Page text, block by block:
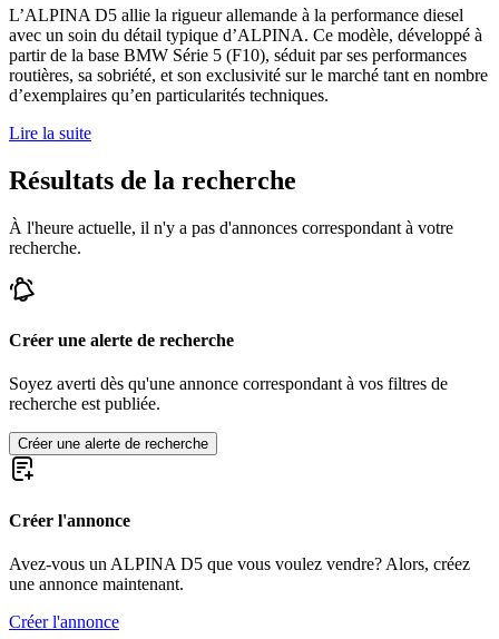
L’ALPINA D5 allie la rigueur allemande à la performance diesel
avec un soin du détail typique d’ALPINA. Ce modèle, développé à
partir de la base BMW Série 5 (F10), séduit par ses performances
routières, sa sobriété, et son exclusivité sur le marché tant en nombre
d’exemplaires qu’en particularités techniques.
Lire la suite
Résultats de la recherche
À l'heure actuelle, il n'y a pas d'annonces correspondant à votre
recherche.
Créer une alerte de recherche
Soyez averti dès qu'une annonce correspondant à vos filtres de
recherche est publiée.
Créer une alerte de recherche
Créer l'annonce
Avez-vous un ALPINA D5 que vous voulez vendre? Alors, créez
une annonce maintenant.
Créer l'annonce